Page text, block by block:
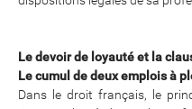
Le devoir de loyauté et la
Le cumul de deux emplois à
Dans le droit français, le